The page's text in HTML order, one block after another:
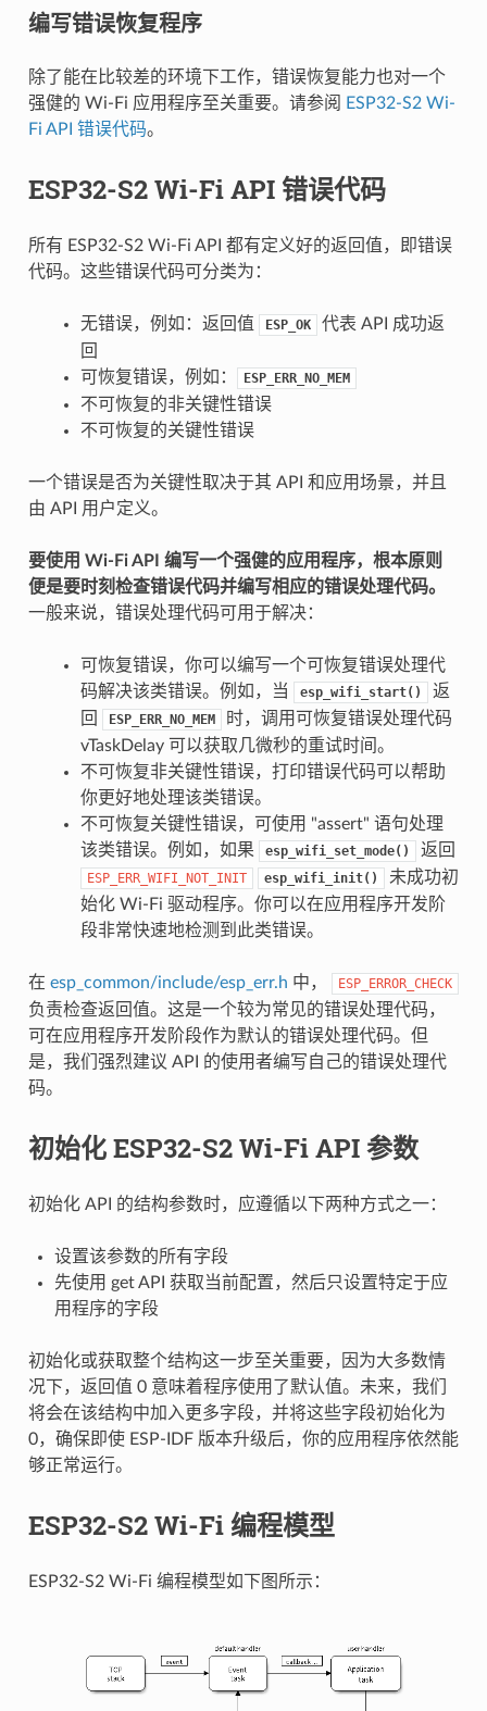
编写错误恢复程序
除了能在比较差的环境下工作，错误恢复能力也对一个
强健的 Wi-Fi 应用程序至关重要。请参阅
ESP32-S2 Wi-
Fi API 错误代码。
ESP32-S2 Wi-Fi API 错误代码
所有 ESP32-S2 Wi-Fi API 都有定义好的返回值，即错误
代码。这些错误代码可分类为：
无错误，例如：返回值 ESP_OK
代表 API 成功返
回
可恢复错误，例如：
ESP_ERR_NO_MEM
不可恢复的非关键性错误
不可恢复的关键性错误
一个错误是否为关键性取决于其 API 和应用场景，并且
由 API 用户定义。
要使用 Wi-Fi API 编写一个强健的应用程序，根本原则
便是要时刻检查错误代码并编写相应的错误处理代码。
一般来说，错误处理代码可用于解决：
可恢复错误，你可以编写一个可恢复错误处理代
码解决该类错误。例如，当
esp_wifi_start()
返
回
ESP_ERR_NO_MEM
时，调用可恢复错误处理代码
vTaskDelay 可以获取几微秒的重试时间。
不可恢复非关键性错误，打印错误代码可以帮助
你更好地处理该类错误。
不可恢复关键性错误，可使用 "assert" 语句处理
该类错误。例如，如果
esp_wifi_set_mode() 返回
ESP_ERR_WIFI_NOT_INIT esp_wifi_init()
未成功初
始化 Wi-Fi 驱动程序。你可以在应用程序开发阶
段非常快速地检测到此类错误。
在 esp_common/include/esp_err.h 中， ESP_ERROR_CHECK
负责检查返回值。这是一个较为常见的错误处理代码，
可在应用程序开发阶段作为默认的错误处理代码。但
是，我们强烈建议 API 的使用者编写自己的错误处理代
码。
初始化 ESP32-S2 Wi-Fi API 参数
初始化 API 的结构参数时，应遵循以下两种方式之一：
设置该参数的所有字段
先使用 get API 获取当前配置，然后只设置特定于应
用程序的字段
初始化或获取整个结构这一步至关重要，因为大多数情
况下，返回值 0 意味着程序使用了默认值。未来，我们
将会在该结构中加入更多字段，并将这些字段初始化为
0，确保即使 ESP-IDF 版本升级后，你的应用程序依然能
够正常运行。
ESP32-S2 Wi-Fi 编程模型
ESP32-S2 Wi-Fi 编程模型如下图所示：